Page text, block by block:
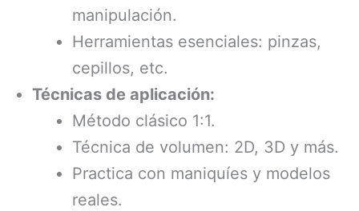
manipulación.
Herramientas esenciales: pinzas,
cepillos, etc.
Técnicas de aplicación:
Método clásico 1:1.
Técnica de volumen: 2D, 3D y más.
Practica con maniquíes y modelos
reales.